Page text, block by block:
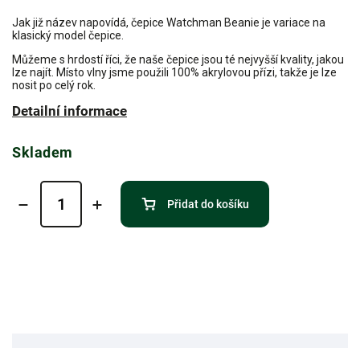
Jak již název napovídá, čepice Watchman Beanie je variace na
klasický model čepice.
Můžeme s hrdostí říci, že naše čepice jsou té nejvyšší kvality, jakou
lze najít. Místo vlny jsme použili 100% akrylovou přízi, takže je lze
nosit po celý rok.
Detailní informace
Skladem
Přidat do košíku